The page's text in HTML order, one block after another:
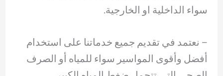
سواء الداخلية او الخارجية.
– ‏نعتمد في تقديم جميع خدماتنا على استخدام
أفضل وأقوى المواسير سواء للمياه أو الصرف